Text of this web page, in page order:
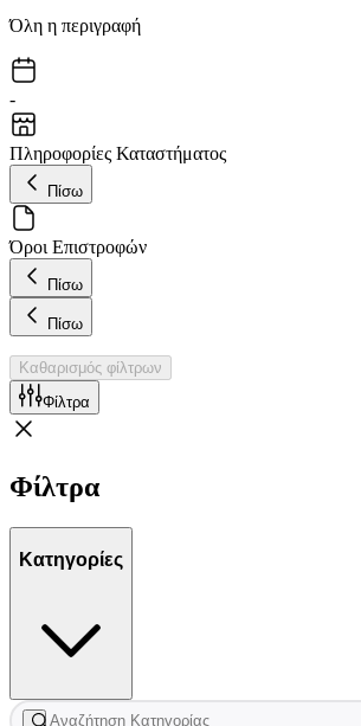
Όλη η περιγραφή
-
Πληροφορίες Καταστήματος
Πίσω
Όροι Επιστροφών
Πίσω
Πίσω
Καθαρισμός φίλτρων
Φίλτρα
Φίλτρα
Κατηγορίες